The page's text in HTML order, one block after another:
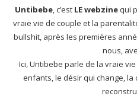
Untibebe, c’est LE webzinequi
vraie vie de couple et la
bullshit, après les premières
nous,
Ici, Untibebe parle de la vraie
enfants, le désir qui change, la